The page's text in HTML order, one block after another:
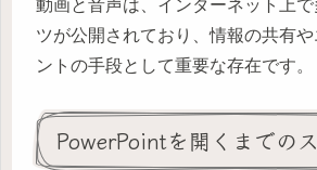
動画と音声は、インターネット上
ツが公開されており、情報の共有
ントの手段として重要な存在です。
PowerPointを開くまでの